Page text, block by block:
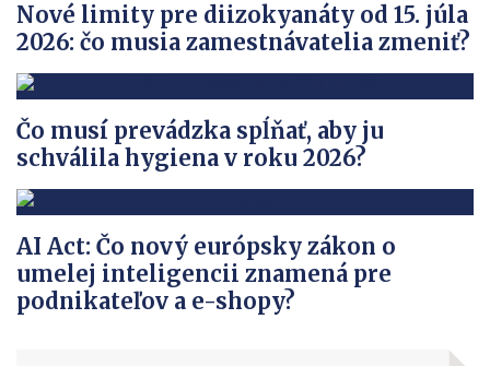
Nové limity pre diizokyanáty od 15. júla
2026: čo musia zamestnávatelia zmeniť?
Čo musí prevádzka spĺňať, aby ju
schválila hygiena v roku 2026?
AI Act: Čo nový európsky zákon o
umelej inteligencii znamená pre
podnikateľov a e-shopy?